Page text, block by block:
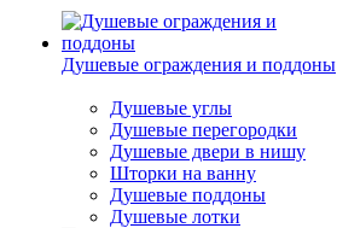
Душевые ограждения и поддоны
Душевые углы
Душевые перегородки
Душевые двери в нишу
Шторки на ванну
Душевые поддоны
Душевые лотки